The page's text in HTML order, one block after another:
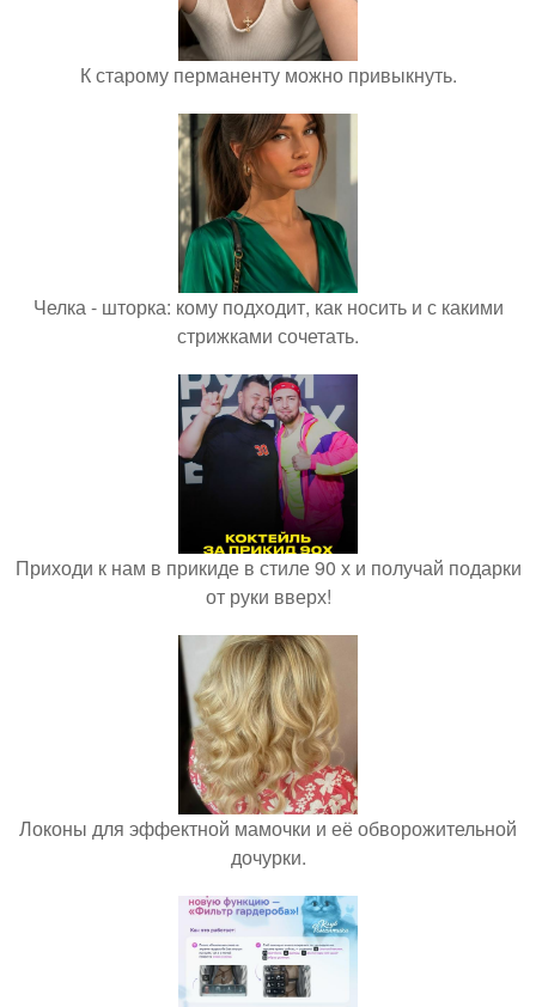
К старому перманенту можно привыкнуть.
Челка - шторка: кому подходит, как носить и с какими
стрижками сочетать.
Приходи к нам в прикиде в стиле 90 х и получай подарки
от руки вверх!
Локоны для эффектной мамочки и её обворожительной
дочурки.